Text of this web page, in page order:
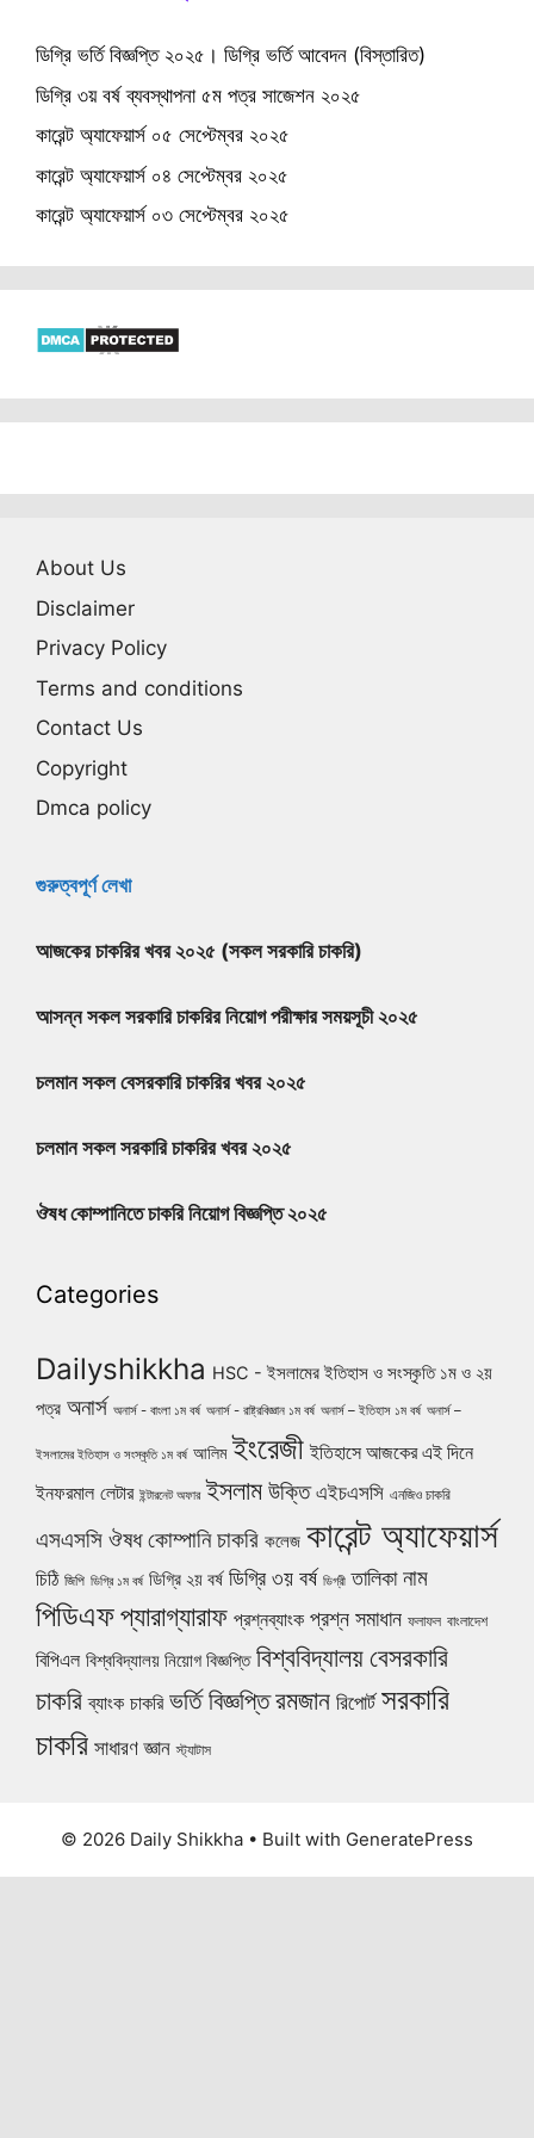
ডিগ্রি ভর্তি বিজ্ঞপ্তি ২০২৫। ডিগ্রি ভর্তি আবেদন (বিস্তারিত)
ডিগ্রি ৩য় বর্ষ ব্যবস্থাপনা ৫ম পত্র সাজেশন ২০২৫
কারেন্ট অ্যাফেয়ার্স ০৫ সেপ্টেম্বর ২০২৫
কারেন্ট অ্যাফেয়ার্স ০৪ সেপ্টেম্বর ২০২৫
কারেন্ট অ্যাফেয়ার্স ০৩ সেপ্টেম্বর ২০২৫
About Us
Disclaimer
Privacy Policy
Terms and conditions
Contact Us
Copyright
Dmca policy
গুরুত্বপূর্ণ লেখা
আজকের চাকরির খবর ২০২৫ (সকল সরকারি চাকরি)
আসন্ন সকল সরকারি চাকরির নিয়োগ পরীক্ষার সময়সূচী ২০২৫
চলমান সকল বেসরকারি চাকরির খবর ২০২৫
চলমান সকল সরকারি চাকরির খবর ২০২৫
ঔষধ কোম্পানিতে চাকরি নিয়োগ বিজ্ঞপ্তি ২০২৫
Categories
Dailyshikkha HSC - ইসলামের ইতিহাস ও সংস্কৃতি ১ম ও ২য়
পত্র অনার্স অনার্স - বাংলা ১ম বর্ষ অনার্স - রাষ্ট্রবিজ্ঞান ১ম বর্ষ অনার্স – ইতিহাস ১ম বর্ষ অনার্স –
ইসলামের ইতিহাস ও সংস্কৃতি ১ম বর্ষ আলিম ইংরেজী ইতিহাসে আজকের এই দিনে
ইনফরমাল লেটার ইন্টারনেট অফার ইসলাম উক্তি এইচএসসি এনজিও চাকরি
এসএসসি ঔষধ কোম্পানি চাকরি কলেজ কারেন্ট অ্যাফেয়ার্স
চিঠি জিপি ডিগ্রি ১ম বর্ষ ডিগ্রি ২য় বর্ষ ডিগ্রি ৩য় বর্ষ ডিগ্রী তালিকা নাম
পিডিএফপ্যারাগ্যারাফ প্রশ্নব্যাংক প্রশ্ন সমাধান ফলাফল বাংলাদেশ
বিপিএল বিশ্ববিদ্যালয় নিয়োগ বিজ্ঞপ্তি বিশ্ববিদ্যালয়বেসরকারি
চাকরি ব্যাংক চাকরি ভর্তি বিজ্ঞপ্তিরমজান রিপোর্ট সরকারি
চাকরি সাধারণ জ্ঞান স্ট্যাটাস
© 2026 Daily Shikkha • Built with GeneratePress